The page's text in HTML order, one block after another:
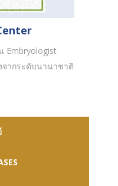
Embryologist
ากระดับนานาชาติ